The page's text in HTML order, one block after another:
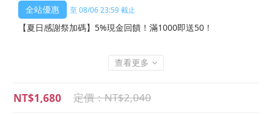
至 08/06 23:59 截止
【夏日感謝祭加碼】5%現金回饋！滿1000即送50！
查看更多
NT$2,040
NT$1,680